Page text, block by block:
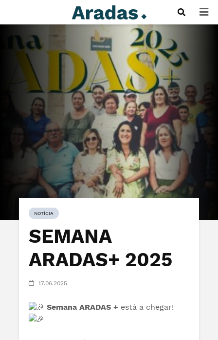
NOTÍCIA
SEMANA
ARADAS+ 2025
17.06.2025
Semana ARADAS + está a chegar!